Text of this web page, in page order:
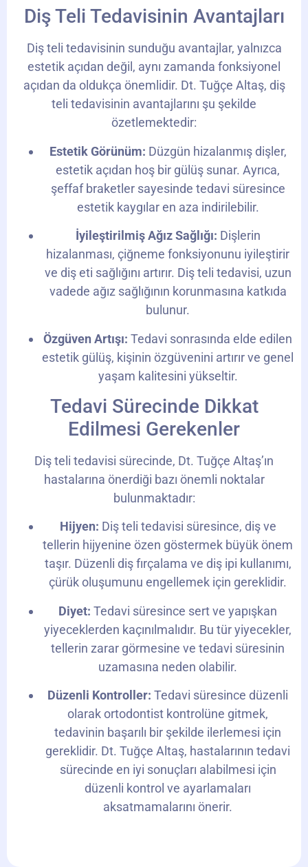
Diş Teli Tedavisinin Avantajları
Diş teli tedavisinin sunduğu avantajlar, yalnızca
estetik açıdan değil, aynı zamanda fonksiyonel
açıdan da oldukça önemlidir. Dt. Tuğçe Altaş, diş
teli tedavisinin avantajlarını şu şekilde
özetlemektedir:
Estetik Görünüm: Düzgün hizalanmış dişler,
estetik açıdan hoş bir gülüş sunar. Ayrıca,
şeffaf braketler sayesinde tedavi süresince
estetik kaygılar en aza indirilebilir.
İyileştirilmiş Ağız Sağlığı: Dişlerin
hizalanması, çiğneme fonksiyonunu iyileştirir
ve diş eti sağlığını artırır. Diş teli tedavisi, uzun
vadede ağız sağlığının korunmasına katkıda
bulunur.
Özgüven Artışı: Tedavi sonrasında elde edilen
estetik gülüş, kişinin özgüvenini artırır ve genel
yaşam kalitesini yükseltir.
Tedavi Sürecinde Dikkat
Edilmesi Gerekenler
Diş teli tedavisi sürecinde, Dt. Tuğçe Altaş’ın
hastalarına önerdiği bazı önemli noktalar
bulunmaktadır:
Hijyen: Diş teli tedavisi süresince, diş ve
tellerin hijyenine özen göstermek büyük önem
taşır. Düzenli diş fırçalama ve diş ipi kullanımı,
çürük oluşumunu engellemek için gereklidir.
Diyet: Tedavi süresince sert ve yapışkan
yiyeceklerden kaçınılmalıdır. Bu tür yiyecekler,
tellerin zarar görmesine ve tedavi süresinin
uzamasına neden olabilir.
Düzenli Kontroller: Tedavi süresince düzenli
olarak ortodontist kontrolüne gitmek,
tedavinin başarılı bir şekilde ilerlemesi için
gereklidir. Dt. Tuğçe Altaş, hastalarının tedavi
sürecinde en iyi sonuçları alabilmesi için
düzenli kontrol ve ayarlamaları
aksatmamalarını önerir.